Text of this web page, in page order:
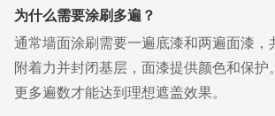
为什么需要涂刷多遍？
通常墙面涂刷需要一遍底漆和两遍面漆，
附着力并封闭基层，面漆提供颜色和保护
更多遍数才能达到理想遮盖效果。